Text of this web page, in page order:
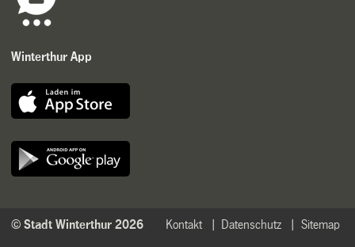
Winterthur App
Sitemap
Datenschutz
Kontakt
© Stadt Winterthur 2026